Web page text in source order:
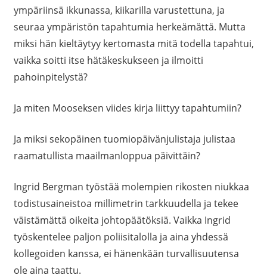
ympäriinsä ikkunassa, kiikarilla varustettuna, ja
seuraa ympäristön tapahtumia herkeämättä. Mutta
miksi hän kieltäytyy kertomasta mitä todella tapahtui,
vaikka soitti itse hätäkeskukseen ja ilmoitti
pahoinpitelystä?
Ja miten Mooseksen viides kirja liittyy tapahtumiin?
Ja miksi sekopäinen tuomiopäivänjulistaja julistaa
raamatullista maailmanloppua päivittäin?
Ingrid Bergman työstää molempien rikosten niukkaa
todistusaineistoa millimetrin tarkkuudella ja tekee
väistämättä oikeita johtopäätöksiä. Vaikka Ingrid
työskentelee paljon poliisitalolla ja aina yhdessä
kollegoiden kanssa, ei hänenkään turvallisuutensa
ole aina taattu.